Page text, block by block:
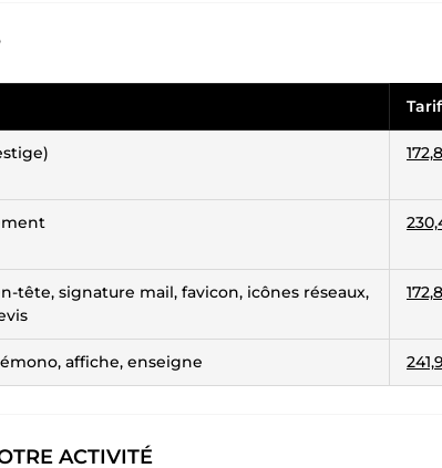
Tarif
tête, signature mail, favicon, icônes réseaux,
affiche, enseigne
ACTIVITÉ